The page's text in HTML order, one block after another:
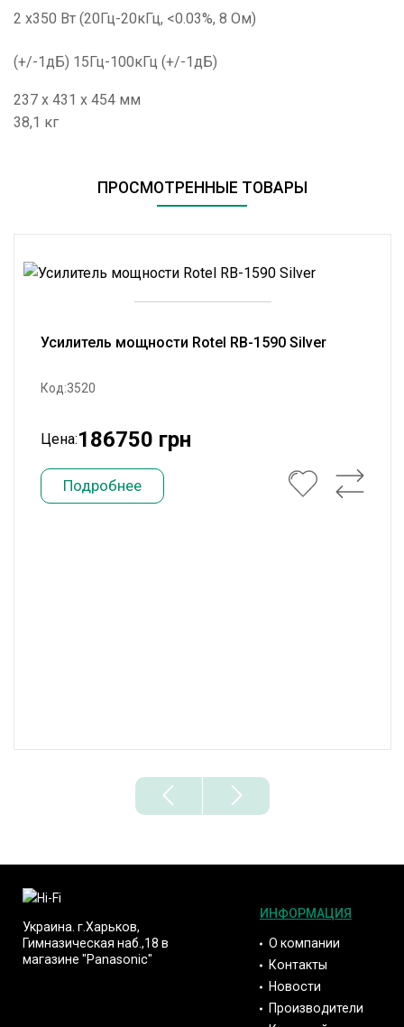
2 x350 Вт (20Гц-20кГц, <0.03%, 8 Ом)
(+/-1дБ) 15Гц-100кГц (+/-1дБ)
237 x 431 x 454 мм
38,1 кг
ПРОСМОТРЕННЫЕ ТОВАРЫ
Усилитель мощности Rotel RB-1590 Silver
Код:3520
Цена:186750 грн
Подробнее
Украина. г.Харьков,
Гимназическая наб.,18 в
магазине "Panasonic"
ИНФОРМАЦИЯ
О компании
Контакты
Новости
Производители